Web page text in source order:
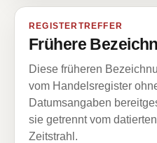
REGISTERTREFFER
Frühere
Diese früheren
vom Handelsregister
Datumsangaben
sie getrennt vom
Zeitstrahl.